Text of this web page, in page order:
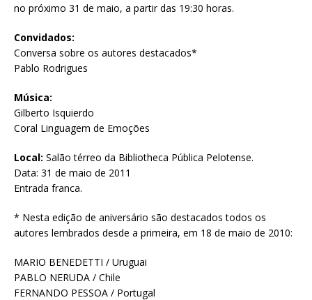
no próximo 31 de maio, a partir das 19:30 horas.
Convidados:
Conversa sobre os autores destacados*
Pablo Rodrigues
Música:
Gilberto Isquierdo
Coral Linguagem de Emoções
Local: Salão térreo da Bibliotheca Pública Pelotense.
Data: 31 de maio de 2011
Entrada franca.
* Nesta edição de aniversário são destacados todos os
autores lembrados desde a primeira, em 18 de maio de 2010:
MARIO BENEDETTI / Uruguai
PABLO NERUDA / Chile
FERNANDO PESSOA / Portugal